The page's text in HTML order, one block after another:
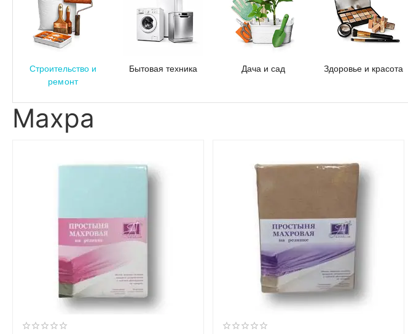
Строительство и
ремонт
Бытовая техника Дача и сад Здоровье и красота
Махра